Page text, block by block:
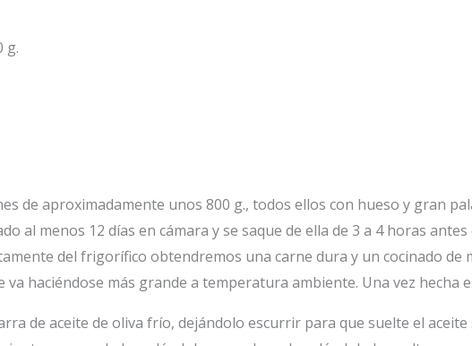
g.
de aproximadamente unos 800 g., todos ellos con hueso y gran
al menos 12 días en cámara y se saque de ella de 3 a 4 horas
del frigorífico obtendremos una carne dura y un cocinado de
haciéndose más grande a temperatura ambiente. Una vez
de aceite de oliva frío, dejándolo escurrir para que suelte el